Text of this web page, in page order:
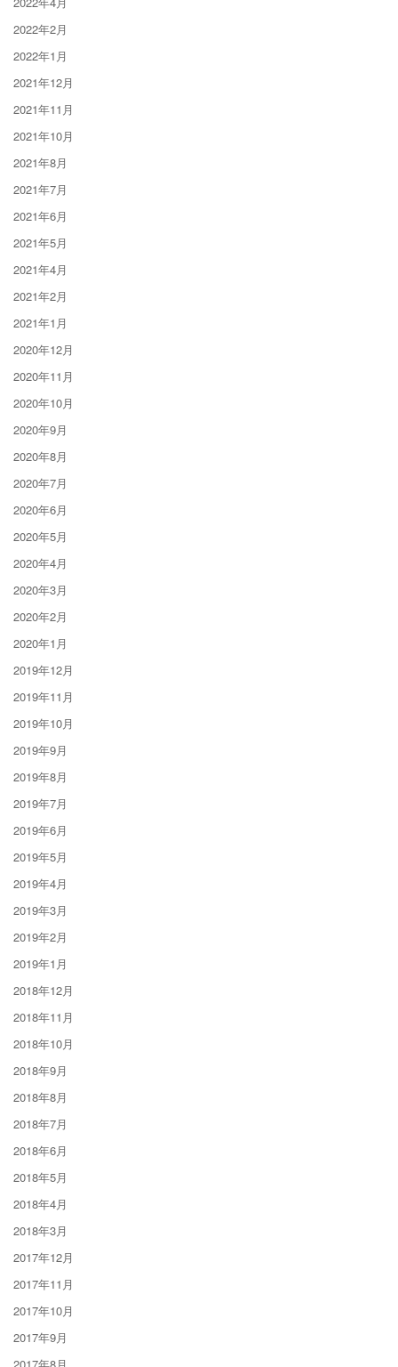
2022年2月
2022年1月
2021年12月
2021年11月
2021年10月
2021年8月
2021年7月
2021年6月
2021年5月
2021年4月
2021年2月
2021年1月
2020年12月
2020年11月
2020年10月
2020年9月
2020年8月
2020年7月
2020年6月
2020年5月
2020年4月
2020年3月
2020年2月
2020年1月
2019年12月
2019年11月
2019年10月
2019年9月
2019年8月
2019年7月
2019年6月
2019年5月
2019年4月
2019年3月
2019年2月
2019年1月
2018年12月
2018年11月
2018年10月
2018年9月
2018年8月
2018年7月
2018年6月
2018年5月
2018年4月
2018年3月
2017年12月
2017年11月
2017年10月
2017年9月